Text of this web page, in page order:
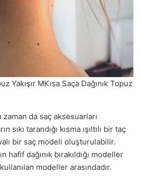
Yakışır MKısa Saça Dağınık Topuz
da saç aksesuarları
sıkı tarandığı kısma ışıltılı bir taç
bir saç modeli oluşturulabilir.
hafif dağınık bırakıldığı modeller
modeller arasındadır.